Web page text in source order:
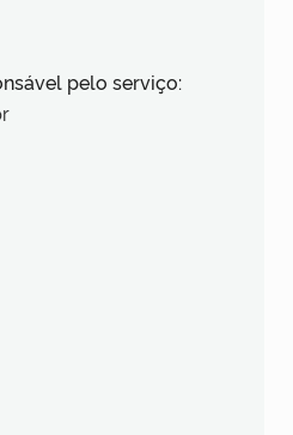
pelo serviço: